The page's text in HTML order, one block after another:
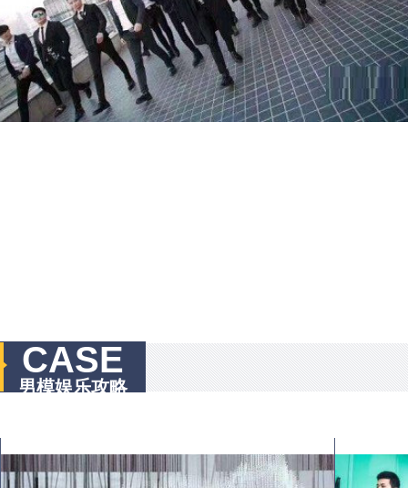
CASE
男模娱乐攻略